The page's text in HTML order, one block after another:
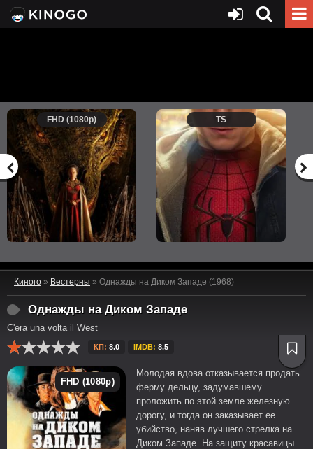
FHD (1080p) TS
Киного » Вестерны » Однажды на Диком Западе (1968)
Однажды на Диком Западе
C'era una volta il West
КП: 8.0 IMDB: 8.5
FHD (1080p)
Молодая вдова отказывается продать
ферму дельцу, задумавшему
проложить по этой земле железную
дорогу, и тогда он заказывает ее
убийство, наняв лучшего стрелка на
Диком Западе. На защиту красавицы